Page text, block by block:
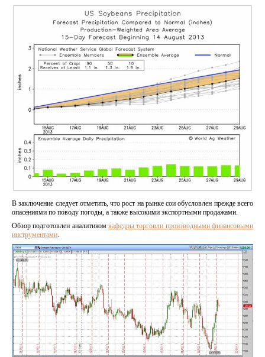
В заключение следует отметить, что рост на рынке сои обусловлен прежде всего
опасениями по поводу погоды, а также высокими экспортными продажами.
Обзор подготовлен аналитиком кафедры торговли производными финансовыми
инструментами.